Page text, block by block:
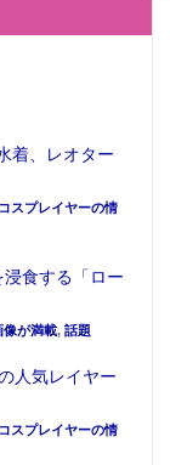
着、レオター
スプレイヤーの情
浸食する「ロー
像が満載, 話題
人気レイヤー
スプレイヤーの情